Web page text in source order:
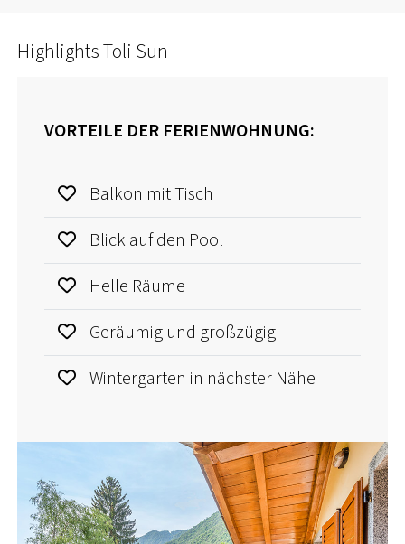
Highlights Toli Sun
VORTEILE DER FERIENWOHNUNG:
Balkon mit Tisch
Blick auf den Pool
Helle Räume
Geräumig und großzügig
Wintergarten in nächster Nähe